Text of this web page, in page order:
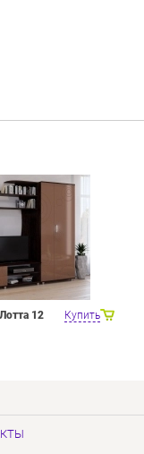
Купить
12